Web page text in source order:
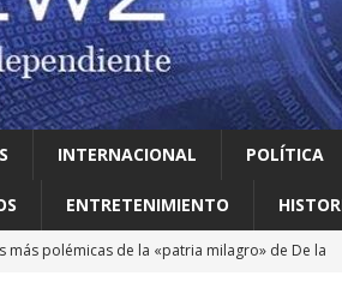
INTERNACIONAL POLÍTICA
ENTRETENIMIENTO
más polémicas de la «patria milagro» de De la